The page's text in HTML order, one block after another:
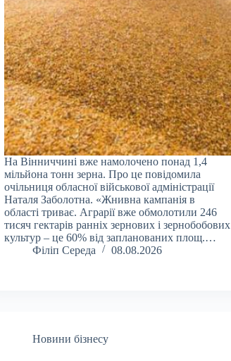
На Вінниччині вже намолочено понад 1,4
мільйона тонн зерна. Про це повідомила
очільниця обласної військової адміністрації
Наталя Заболотна. «Жнивна кампанія в
області триває. Аграрії вже обмолотили 246
тисяч гектарів ранніх зернових і зернобобових
культур – це 60% від запланованих площ.…
Філіп Середа
08.08.2026
Новини бізнесу